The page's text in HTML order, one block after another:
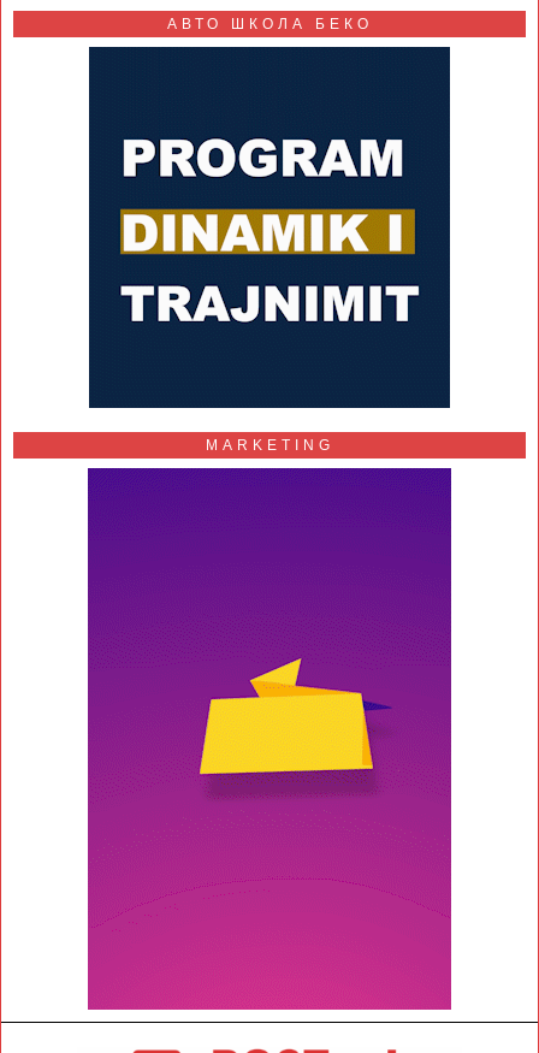
АВТО ШКОЛА БЕКО
MARKETING